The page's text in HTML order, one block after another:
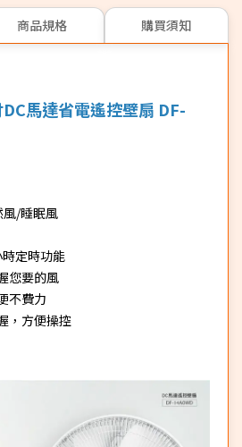
商品規格 購買須知
馬達省電遙控壁扇 DF-
風/睡眠風
定時功能
您要的風
不費力
，方便操控